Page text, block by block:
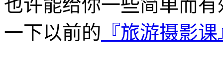
也许能给你一些简单而
一下以前的 『旅游摄影